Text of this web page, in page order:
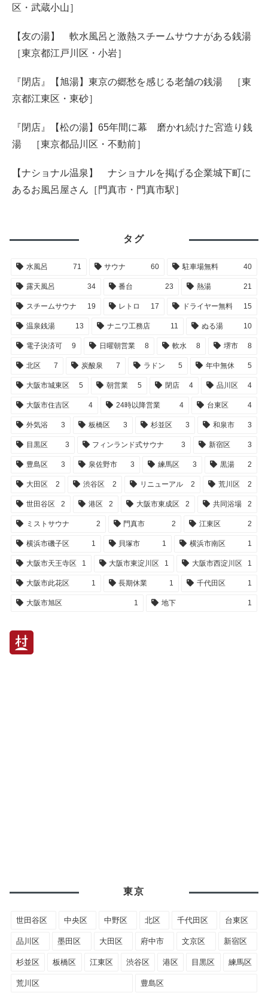
区・武蔵小山］
【友の湯】 軟水風呂と激熱スチームサウナがある銭湯
［東京都江戸川区・小岩］
『閉店』【旭湯】東京の郷愁を感じる老舗の銭湯 ［東
京都江東区・東砂］
『閉店』【松の湯】65年間に幕 磨かれ続けた宮造り銭
湯 ［東京都品川区・不動前］
【ナショナル温泉】 ナショナルを掲げる企業城下町に
あるお風呂屋さん［門真市・門真市駅］
タグ
水風呂 71 サウナ 60 駐車場無料 40
露天風呂 34 番台 23 熱湯 21
スチームサウナ 19 レトロ 17 ドライヤー無料 15
温泉銭湯 13 ナニワ工務店 11 ぬる湯 10
電子決済可 9 日曜朝営業 8 軟水 8 堺市 8
北区 7 炭酸泉 7 ラドン 5 年中無休 5
大阪市城東区 5 朝営業 5 閉店 4 品川区 4
大阪市住吉区 4 24時以降営業 4 台東区 4
外気浴 3 板橋区 3 杉並区 3 和泉市 3
目黒区 3 フィンランド式サウナ 3 新宿区 3
豊島区 3 泉佐野市 3 練馬区 3 黒湯 2
大田区 2 渋谷区 2 リニューアル 2 荒川区 2
世田谷区 2 港区 2 大阪市東成区 2 共同浴場 2
ミストサウナ 2 門真市 2 江東区 2
横浜市磯子区 1 貝塚市 1 横浜市南区 1
大阪市天王寺区 1 大阪市東淀川区 1 大阪市西淀川区 1
大阪市此花区 1 長期休業 1 千代田区 1
大阪市旭区 1 地下 1
東京
世田谷区 中央区 中野区 北区 千代田区 台東区
品川区 墨田区 大田区 府中市 文京区 新宿区
杉並区 板橋区 江東区 渋谷区 港区 目黒区 練馬区
荒川区 豊島区